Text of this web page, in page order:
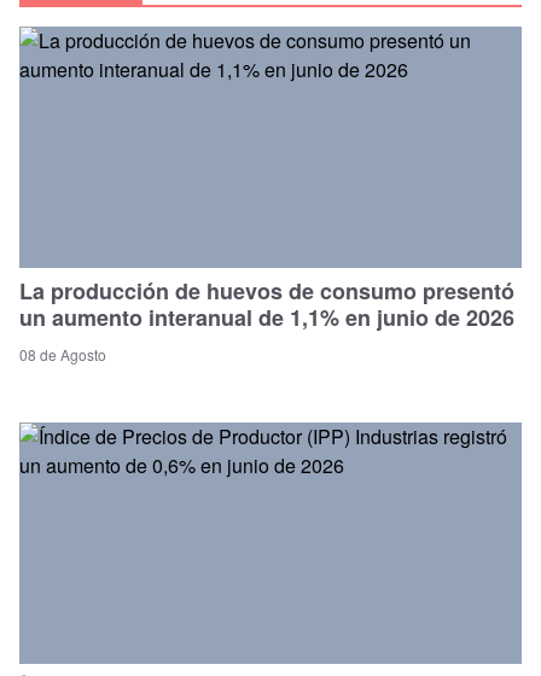
La producción de huevos de consumo presentó
un aumento interanual de 1,1% en junio de 2026
08 de Agosto